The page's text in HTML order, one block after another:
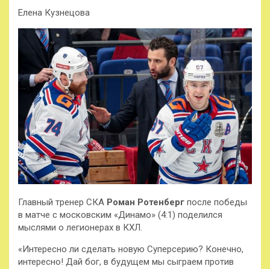
Елена Кузнецова
Главный тренер СКА Роман Ротенберг после победы
в матче с московским «Динамо» (4:1) поделился
мыслями о легионерах в КХЛ.
«Интересно ли сделать новую Суперсерию? Конечно,
интересно! Дай бог, в будущем мы сыграем против